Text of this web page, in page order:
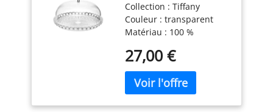
Transparent, Ø 30 x
h16 cm - 19950100
Collection : Tiffany
Couleur : transparent
Matériau : 100 %
Guzzini, fabriqué en
Italie depuis 1912 Poids
du colis: 1.02 kilograms
27,00 €